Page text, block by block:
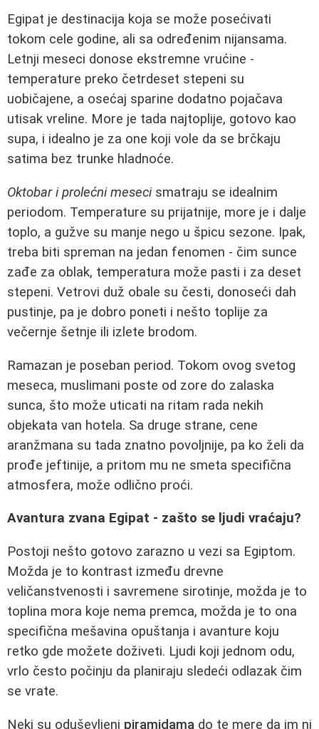
Egipat je destinacija koja se može posećivati
tokom cele godine, ali sa određenim nijansama.
Letnji meseci donose ekstremne vrućine -
temperature preko četrdeset stepeni su
uobičajene, a osećaj sparine dodatno pojačava
utisak vreline. More je tada najtoplije, gotovo kao
supa, i idealno je za one koji vole da se brčkaju
satima bez trunke hladnoće.
Oktobar i prolećni mesecismatraju se idealnim
periodom. Temperature su prijatnije, more je i dalje
toplo, a gužve su manje nego u špicu sezone. Ipak,
treba biti spreman na jedan fenomen - čim sunce
zađe za oblak, temperatura može pasti i za deset
stepeni. Vetrovi duž obale su česti, donoseći dah
pustinje, pa je dobro poneti i nešto toplije za
večernje šetnje ili izlete brodom.
Ramazan je poseban period. Tokom ovog svetog
meseca, muslimani poste od zore do zalaska
sunca, što može uticati na ritam rada nekih
objekata van hotela. Sa druge strane, cene
aranžmana su tada znatno povoljnije, pa ko želi da
prođe jeftinije, a pritom mu ne smeta specifična
atmosfera, može odlično proći.
Avantura zvana Egipat - zašto se ljudi vraćaju?
Postoji nešto gotovo zarazno u vezi sa Egiptom.
Možda je to kontrast između drevne
veličanstvenosti i savremene sirotinje, možda je to
toplina mora koje nema premca, možda je to ona
specifična mešavina opuštanja i avanture koju
retko gde možete doživeti. Ljudi koji jednom odu,
vrlo često počinju da planiraju sledeći odlazak čim
se vrate.
Neki su oduševljeni piramidama do te mere da im ni